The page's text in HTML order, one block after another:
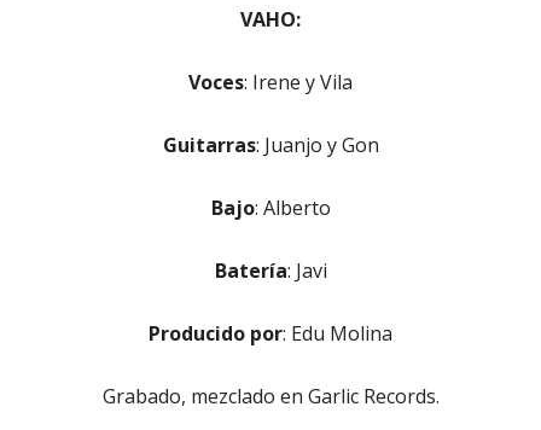
VAHO:
Voces: Irene y Vila
Guitarras: Juanjo y Gon
Bajo: Alberto
Batería: Javi
Producido por: Edu Molina
Grabado, mezclado en Garlic Records.